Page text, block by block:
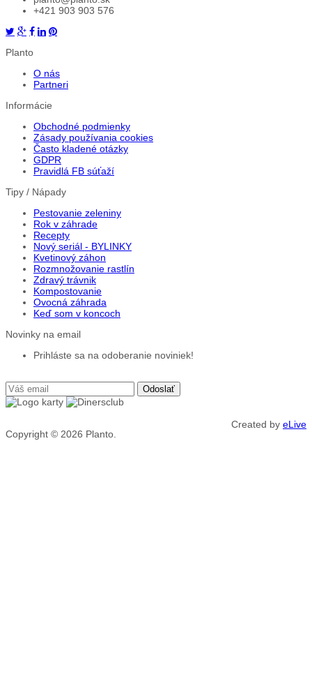
+421 903 903 576
Planto
O nás
Partneri
Informácie
Obchodné podmienky
Zásady používania cookies
Často kladené otázky
GDPR
Pravidlá FB súťaží
Tipy / Nápady
Pestovanie zeleniny
Rok v záhrade
Recepty
Nový seriál - BYLINKY
Kvetinový záhon
Rozmnožovanie rastlín
Zdravý trávnik
Kompostovanie
Ovocná záhrada
Keď som v koncoch
Novinky na email
Prihláste sa na odoberanie noviniek!
Copyright © 2026 Planto.
Created by eLive